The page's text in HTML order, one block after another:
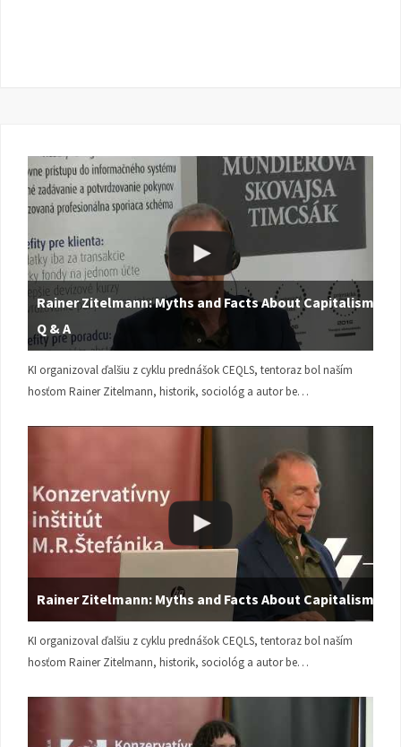
Rainer Zitelmann: Myths and Facts About Capitalism |
Q & A
KI organizoval ďalšiu z cyklu prednášok CEQLS, tentoraz bol naším
hosťom Rainer Zitelmann, historik, sociológ a autor be…
Rainer Zitelmann: Myths and Facts About Capitalism
KI organizoval ďalšiu z cyklu prednášok CEQLS, tentoraz bol naším
hosťom Rainer Zitelmann, historik, sociológ a autor be…